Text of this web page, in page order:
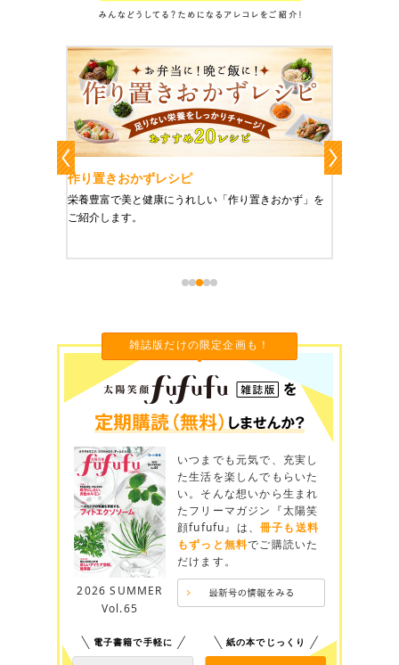
作り置きおかずレシピ
栄養豊富で美と健康にうれしい「作り置きおかず」を
ご紹介します。
雑誌版だけの限定企画も！
2026 SUMMER
Vol.65
いつまでも元気で、充実し
た生活を楽しんでもらいた
い。そんな想いから生まれ
たフリーマガジン『太陽笑
顔fufufu』は、 冊子も送料
もずっと無料でご購読いた
だけます。
電子書籍で手軽に 紙の本でじっくり